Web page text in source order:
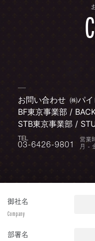
お問い合わせ ㈱パ
BF東京事業部 /
STB東京事業部 /
TEL
03-6426-9801
営業
月 -
御社名
Company
部署名